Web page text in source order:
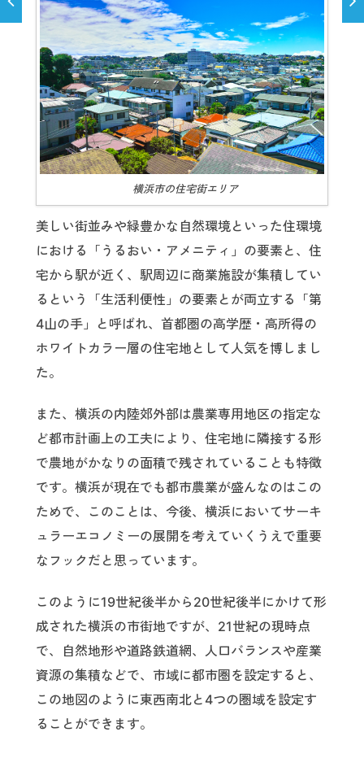
横浜市の住宅街エリア
美しい街並みや緑豊かな自然環境といった住環境
における「うるおい・アメニティ」の要素と、住
宅から駅が近く、駅周辺に商業施設が集積してい
るという「生活利便性」の要素とが両立する「第
4山の手」と呼ばれ、首都圏の高学歴・高所得の
ホワイトカラー層の住宅地として人気を博しまし
た。
また、横浜の内陸郊外部は農業専用地区の指定な
ど都市計画上の工夫により、住宅地に隣接する形
で農地がかなりの面積で残されていることも特徴
です。横浜が現在でも都市農業が盛んなのはこの
ためで、このことは、今後、横浜においてサーキ
ュラーエコノミーの展開を考えていくうえで重要
なフックだと思っています。
このように19世紀後半から20世紀後半にかけて形
成された横浜の市街地ですが、21世紀の現時点
で、自然地形や道路鉄道網、人口バランスや産業
資源の集積などで、市域に都市圏を設定すると、
この地図のように東西南北と4つの圏域を設定す
ることができます。